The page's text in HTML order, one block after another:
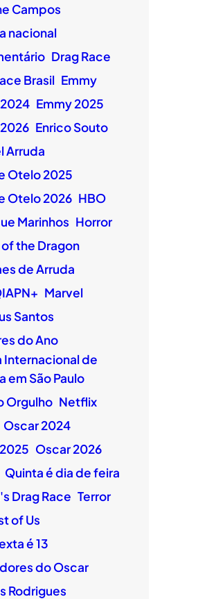
Campos
nacional
Drag Race
Brasil Emmy
Emmy 2025
Enrico Souto
Arruda
Otelo 2025
Otelo 2026 HBO
Marinhos Horror
the Dragon
de Arruda
Marvel
Santos
do Ano
Internacional de
em São Paulo
Orgulho Netflix
Oscar 2024
Oscar 2026
Quinta é dia de feira
Drag Race Terror
of Us
é 13
do Oscar
Rodrigues